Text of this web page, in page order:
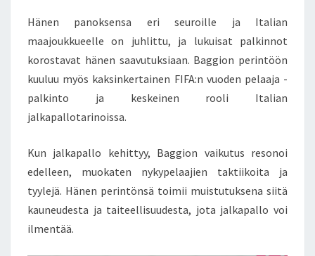
Hänen panoksensa eri seuroille ja Italian
maajoukkueelle on juhlittu, ja lukuisat palkinnot
korostavat hänen saavutuksiaan. Baggion perintöön
kuuluu myös kaksinkertainen FIFA:n vuoden pelaaja -
palkinto ja keskeinen rooli Italian
jalkapallotarinoissa.
Kun jalkapallo kehittyy, Baggion vaikutus resonoi
edelleen, muokaten nykypelaajien taktiikoita ja
tyylejä. Hänen perintönsä toimii muistutuksena siitä
kauneudesta ja taiteellisuudesta, jota jalkapallo voi
ilmentää.